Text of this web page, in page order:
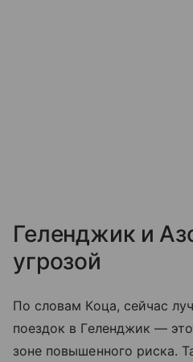
Геленджик и
угрозой
По словам Коца, сейчас
поездок в Геленджик —
зоне повышенного риска.